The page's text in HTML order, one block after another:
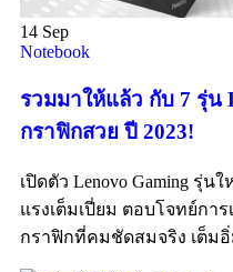
14 Sep
Notebook
รวมมาให้แล้ว กับ 7 รุ่น
กราฟิกสวย ปี 2023!
เปิดตัว Lenovo Gaming รุ่
แรงเต็มเปี่ยม ตอบโจทย์กา
กราฟิกที่คมชัดสมจริง เต็ม